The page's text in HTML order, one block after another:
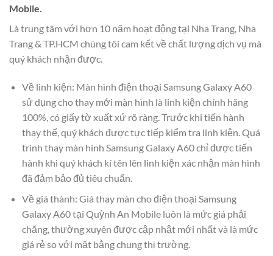
Mobile.
Là trung tâm với hơn 10 năm hoạt động tại Nha Trang, Nha
Trang & TP.HCM chúng tôi cam kết về chất lượng dịch vụ mà
quý khách nhận được.
Về linh kiện: Màn hình điện thoại Samsung Galaxy A60
sử dụng cho thay mới màn hình là linh kiện chính hãng
100%, có giấy tờ xuất xứ rõ ràng. Trước khi tiến hành
thay thế, quý khách được tực tiếp kiểm tra linh kiện. Quá
trình thay màn hình Samsung Galaxy A60 chỉ được tiến
hành khi quý khách kí tên lên linh kiện xác nhận màn hình
đã đảm bảo đủ tiêu chuẩn.
Về giá thành: Giá thay màn cho điện thoại Samsung
Galaxy A60 tại Quỳnh An Mobile luôn là mức giá phải
chăng, thường xuyên được cập nhật mới nhất và là mức
giá rẻ so với mặt bằng chung thị trường.